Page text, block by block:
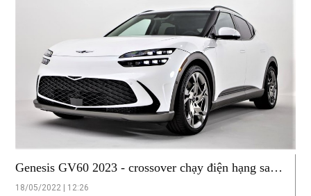
Genesis GV60 2023 - crossover chạy điện hạng sang
giá cạnh tranh nhất phân khúc
18/05/2022 | 12:26